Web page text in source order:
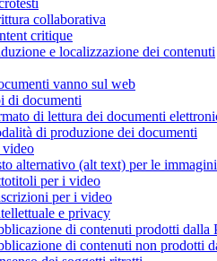
collaborativa
critique
e localizzazione dei contenuti
vanno sul web
di documenti
di lettura dei documenti
di produzione dei documenti
video
alternativo (alt text) per le immagini
per i video
per i video
e privacy
di contenuti prodotti dalla
di contenuti non prodotti